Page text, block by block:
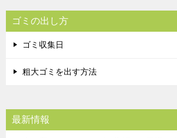
ゴミの出し方
ゴミ収集日
粗大ゴミを出す方法
最新情報